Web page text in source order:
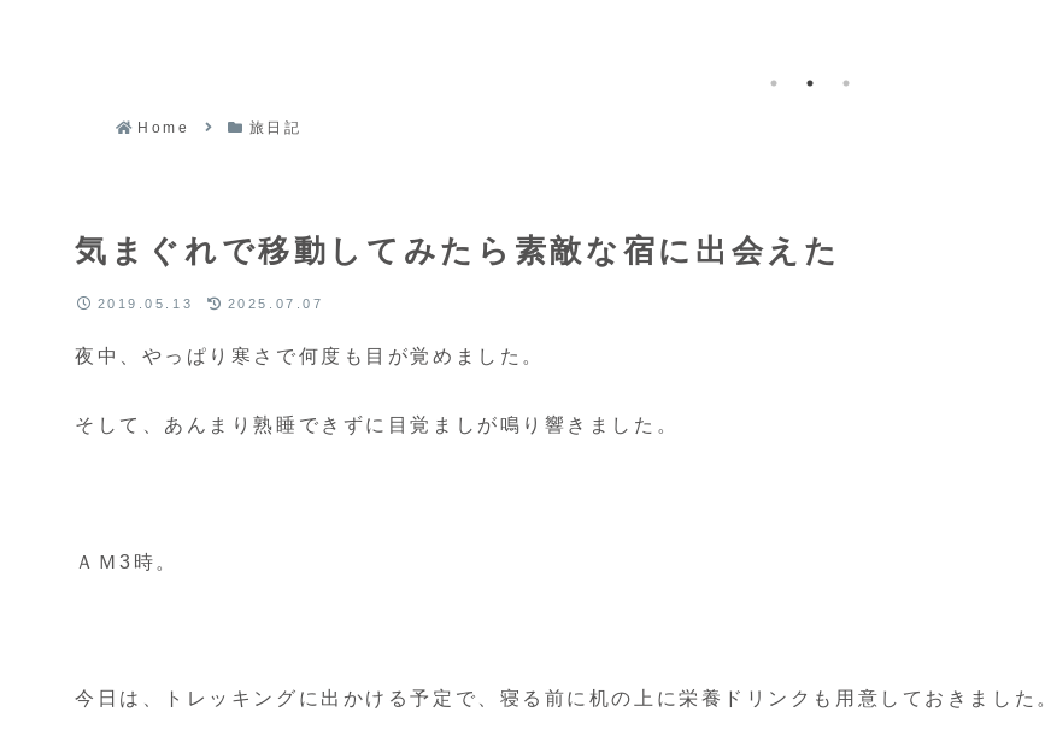
Home 旅日記
気まぐれで移動してみたら素敵な宿に出会えた
2019.05.13 2025.07.07
夜中、やっぱり寒さで何度も目が覚めました。
そして、あんまり熟睡できずに目覚ましが鳴り響きました。
ＡＭ3時。
今日は、トレッキングに出かける予定で、寝る前に机の上に栄養ドリンクも用意しておきました。